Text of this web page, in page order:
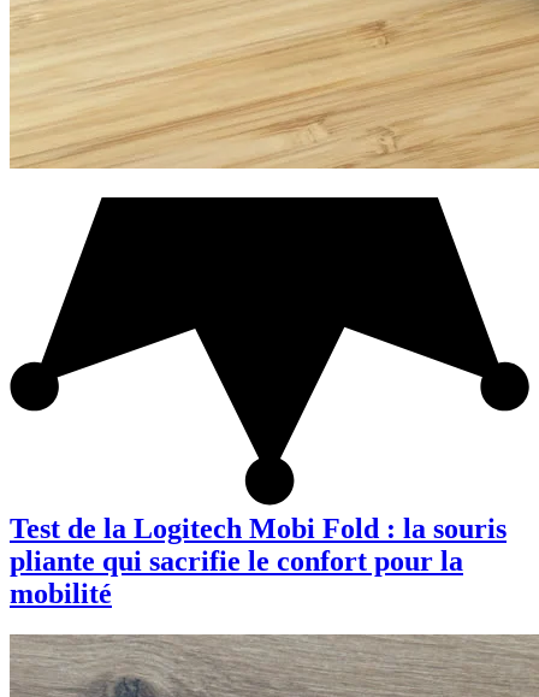
Test de la Logitech Mobi Fold : la souris
pliante qui sacrifie le confort pour la
mobilité